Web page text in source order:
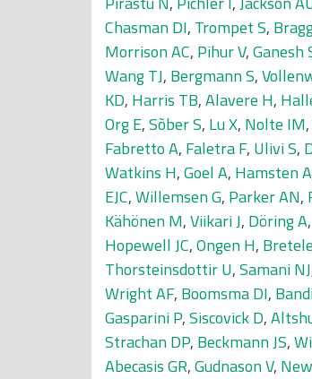
Chasman DI, Trompet S,
Morrison AC, Pihur V,Ganesh
Wang TJ, Bergmann S,
KD, Harris TB,Alavere H,
Org E,Sõber S, Lu X, Nolte IM,
Fabretto A, Faletra F, Ulivi S,
Watkins H,Goel A, Hamsten A
EJC,Willemsen G, Parker AN,
Kähönen M,Viikari J, Döring A,
Hopewell JC,Ongen H,
Thorsteinsdottir U,Samani NJ
Wright AF, Boomsma DI,
Gasparini P,Siscovick D,
Strachan DP, Beckmann JS,
Abecasis GR,Gudnason V,